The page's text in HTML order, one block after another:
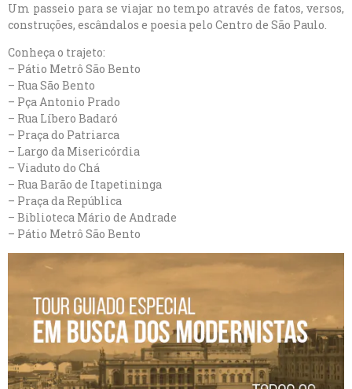
Um passeio para se viajar no tempo através de fatos, versos,
construções, escândalos e poesia pelo Centro de São Paulo.
Conheça o trajeto:
– Pátio Metrô São Bento
– Rua São Bento
– Pça Antonio Prado
– Rua Líbero Badaró
– Praça do Patriarca
– Largo da Misericórdia
– Viaduto do Chá
– Rua Barão de Itapetininga
– Praça da República
– Biblioteca Mário de Andrade
– Pátio Metrô São Bento